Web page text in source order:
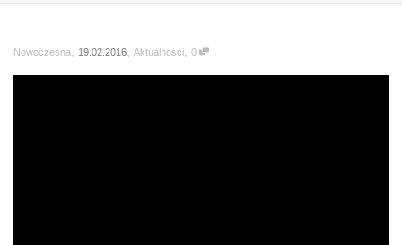
Nowoczesna 19.02.2016 Aktualności 0